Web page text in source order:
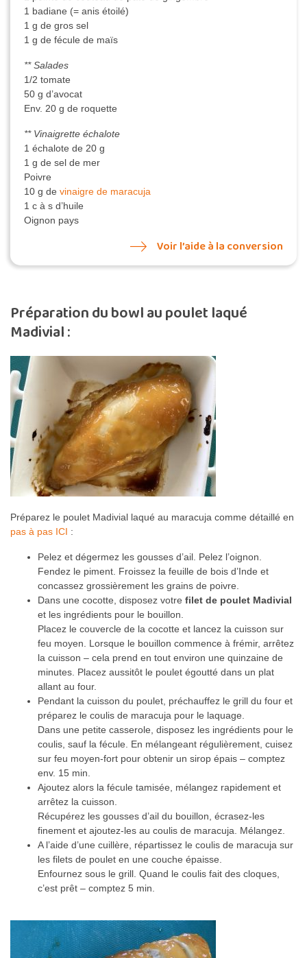
1 badiane (= anis étoilé)
1 g de gros sel
1 g de fécule de maïs
** Salades
1/2 tomate
50 g d’avocat
Env. 20 g de roquette
** Vinaigrette échalote
1 échalote de 20 g
1 g de sel de mer
Poivre
10 g de vinaigre de maracuja
1 c à s d’huile
Oignon pays
Voir l’aide à la conversion
Préparation du bowl au poulet laqué
Madivial :
Préparez le poulet Madivial laqué au maracuja comme détaillé en
pas à pas ICI :
Pelez et dégermez les gousses d’ail. Pelez l’oignon.
Fendez le piment. Froissez la feuille de bois d’Inde et
concassez grossièrement les grains de poivre.
Dans une cocotte, disposez votre filet de poulet Madivial
et les ingrédients pour le bouillon.
Placez le couvercle de la cocotte et lancez la cuisson sur
feu moyen. Lorsque le bouillon commence à frémir, arrêtez
la cuisson – cela prend en tout environ une quinzaine de
minutes. Placez aussitôt le poulet égoutté dans un plat
allant au four.
Pendant la cuisson du poulet, préchauffez le grill du four et
préparez le coulis de maracuja pour le laquage.
Dans une petite casserole, disposez les ingrédients pour le
coulis, sauf la fécule. En mélangeant régulièrement, cuisez
sur feu moyen-fort pour obtenir un sirop épais – comptez
env. 15 min.
Ajoutez alors la fécule tamisée, mélangez rapidement et
arrêtez la cuisson.
Récupérez les gousses d’ail du bouillon, écrasez-les
finement et ajoutez-les au coulis de maracuja. Mélangez.
A l’aide d’une cuillère, répartissez le coulis de maracuja sur
les filets de poulet en une couche épaisse.
Enfournez sous le grill. Quand le coulis fait des cloques,
c’est prêt – comptez 5 min.